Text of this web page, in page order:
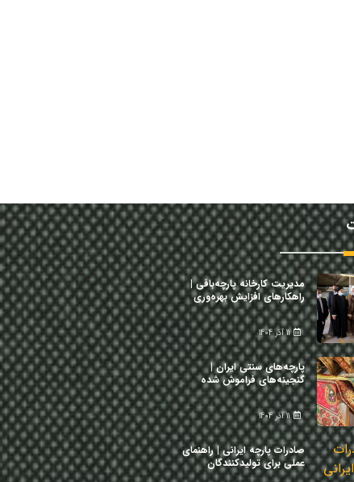
مدیریت کارخانه پارچه‌بافی |
راهکارهای افزایش بهره‌وری
11 آذر 1404
پارچه‌های سنتی ایران |
گنجینه‌های فراموش شده
11 آذر 1404
صادرات پارچه ایرانی | راهنمای
عملی برای تولیدکنندگان